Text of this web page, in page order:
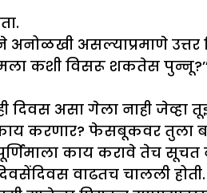
अनोळखी असल्याप्रमाणे उत्तर
कशी विसरू शकतेस
दिवस असा गेला नाही
करणार? फेसबूकवर तुला
काय करावे तेच
वाढतच चालली